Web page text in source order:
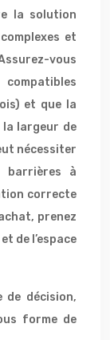
la solution
et
vous
et que la
la largeur de
nécessiter
barrières à
correcte
prenez
de l’espace
décision,
forme de